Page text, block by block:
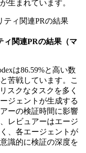
生まれています。
ィ関連PRの結果（マ
は86.59%と高い数
苦戦しています。こ
スクなタスクを多く
ジェントが生成する
ーの検証時間に影響
レビュアーはエージ
、各エージェントが
識的に検証の深度を